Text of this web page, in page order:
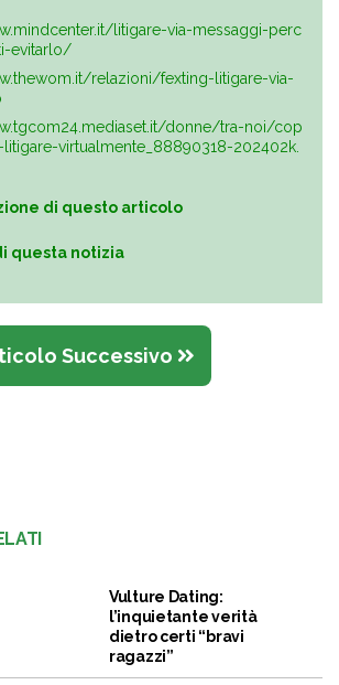
litigare-via-messaggi-perc
evitarlo/
relazioni/fexting-litigare-via-
donne/tra-noi/cop
virtualmente_88890318-202402k.
di questo articolo
questa notizia
Successivo
Vulture Dating:
l’inquietante verità
dietro certi “bravi
ragazzi”